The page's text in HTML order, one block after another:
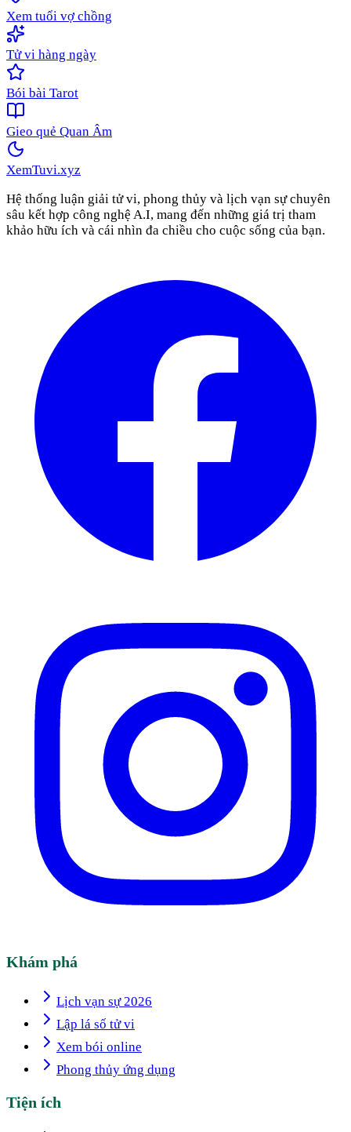
Xem tuổi vợ chồng
Tử vi hàng ngày
Bói bài Tarot
Gieo quẻ Quan Âm
XemTuvi.xyz
Hệ thống luận giải tử vi, phong thủy và lịch vạn sự chuyên
sâu kết hợp công nghệ A.I, mang đến những giá trị tham
khảo hữu ích và cái nhìn đa chiều cho cuộc sống của bạn.
Khám phá
Lịch vạn sự 2026
Lập lá số tử vi
Xem bói online
Phong thủy ứng dụng
Tiện ích